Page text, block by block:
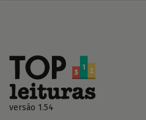
versão 1.54